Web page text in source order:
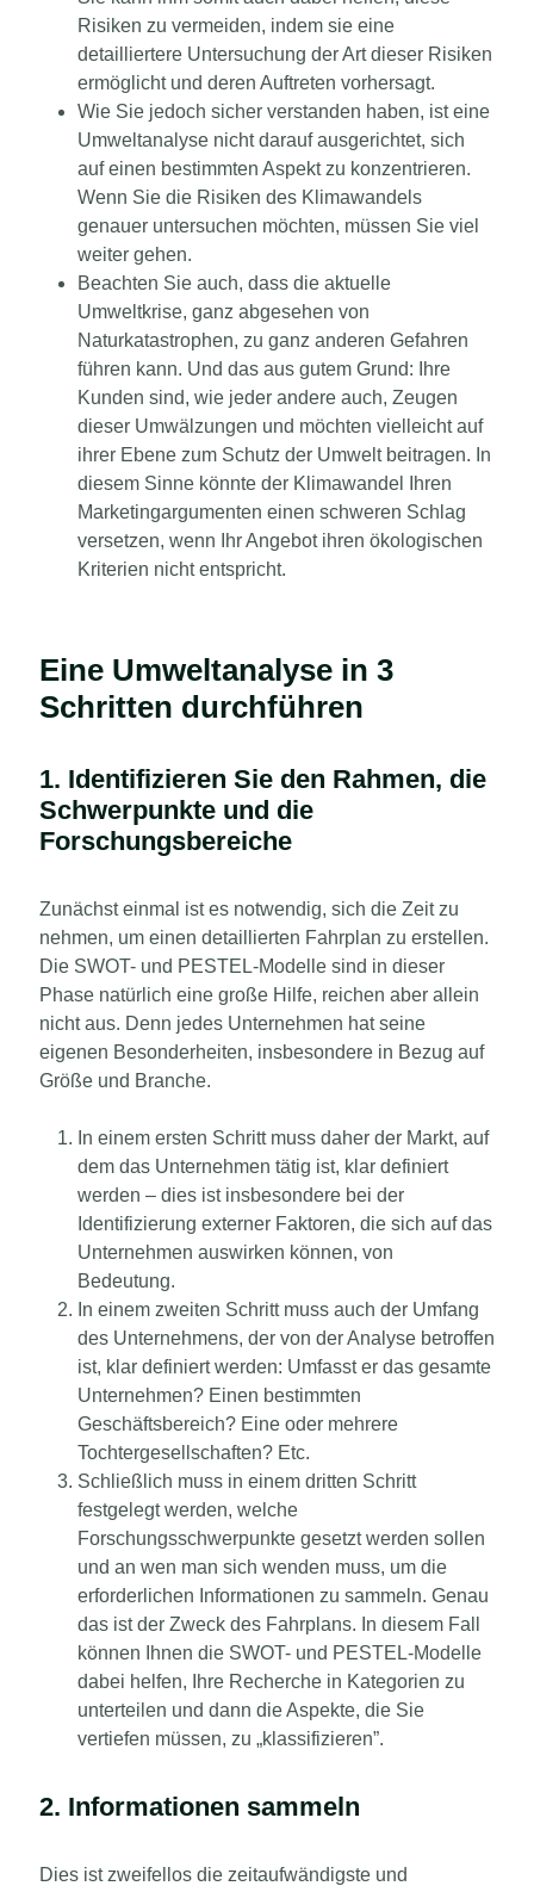
Risiken zu vermeiden, indem sie eine
detailliertere Untersuchung der Art dieser Risiken
ermöglicht und deren Auftreten vorhersagt.
Wie Sie jedoch sicher verstanden haben, ist eine
Umweltanalyse nicht darauf ausgerichtet, sich
auf einen bestimmten Aspekt zu konzentrieren.
Wenn Sie die Risiken des Klimawandels
genauer untersuchen möchten, müssen Sie viel
weiter gehen.
Beachten Sie auch, dass die aktuelle
Umweltkrise, ganz abgesehen von
Naturkatastrophen, zu ganz anderen Gefahren
führen kann. Und das aus gutem Grund: Ihre
Kunden sind, wie jeder andere auch, Zeugen
dieser Umwälzungen und möchten vielleicht auf
ihrer Ebene zum Schutz der Umwelt beitragen. In
diesem Sinne könnte der Klimawandel Ihren
Marketingargumenten einen schweren Schlag
versetzen, wenn Ihr Angebot ihren ökologischen
Kriterien nicht entspricht.
Eine Umweltanalyse in 3
Schritten durchführen
1. Identifizieren Sie den Rahmen, die
Schwerpunkte und die
Forschungsbereiche
Zunächst einmal ist es notwendig, sich die Zeit zu
nehmen, um einen detaillierten Fahrplan zu erstellen.
Die SWOT- und PESTEL-Modelle sind in dieser
Phase natürlich eine große Hilfe, reichen aber allein
nicht aus. Denn jedes Unternehmen hat seine
eigenen Besonderheiten, insbesondere in Bezug auf
Größe und Branche.
In einem ersten Schritt muss daher der Markt, auf
dem das Unternehmen tätig ist, klar definiert
werden – dies ist insbesondere bei der
Identifizierung externer Faktoren, die sich auf das
Unternehmen auswirken können, von
Bedeutung.
In einem zweiten Schritt muss auch der Umfang
des Unternehmens, der von der Analyse betroffen
ist, klar definiert werden: Umfasst er das gesamte
Unternehmen? Einen bestimmten
Geschäftsbereich? Eine oder mehrere
Tochtergesellschaften? Etc.
Schließlich muss in einem dritten Schritt
festgelegt werden, welche
Forschungsschwerpunkte gesetzt werden sollen
und an wen man sich wenden muss, um die
erforderlichen Informationen zu sammeln. Genau
das ist der Zweck des Fahrplans. In diesem Fall
können Ihnen die SWOT- und PESTEL-Modelle
dabei helfen, Ihre Recherche in Kategorien zu
unterteilen und dann die Aspekte, die Sie
vertiefen müssen, zu „klassifizieren”.
2. Informationen sammeln
Dies ist zweifellos die zeitaufwändigste und